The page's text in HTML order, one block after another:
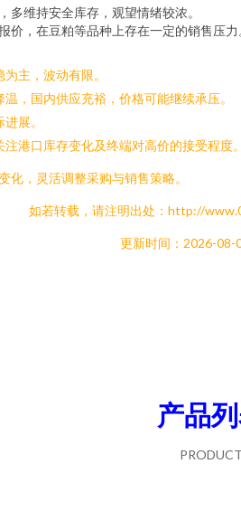
维持安全库存，观望情绪较浓。
，在豆粕等品种上存在一定的销售压力
主，波动有限。
，国内供应充裕，价格可能继续承压。
展。
港口库存变化及终端对高价的接受程度。
，灵活调整采购与销售策略。
如若转载，请注明出处：http://
更新时间：2026-08-
产品
PRODUCT